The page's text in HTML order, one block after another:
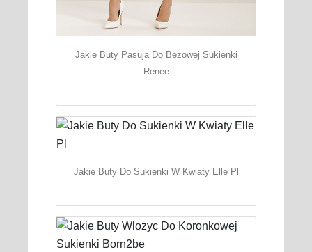
Jakie Buty Pasuja Do Bezowej Sukienki
Renee
Jakie Buty Do Sukienki W Kwiaty Elle Pl